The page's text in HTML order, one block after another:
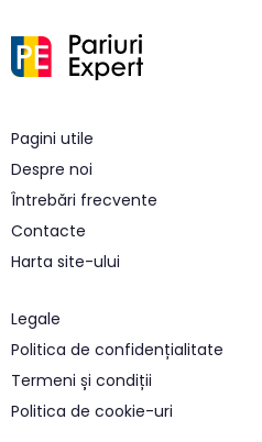
Pagini utile
Despre noi
Întrebări frecvente
Contacte
Harta site-ului
Legale
Politica de confidențialitate
Termeni și condiții
Politica de cookie-uri